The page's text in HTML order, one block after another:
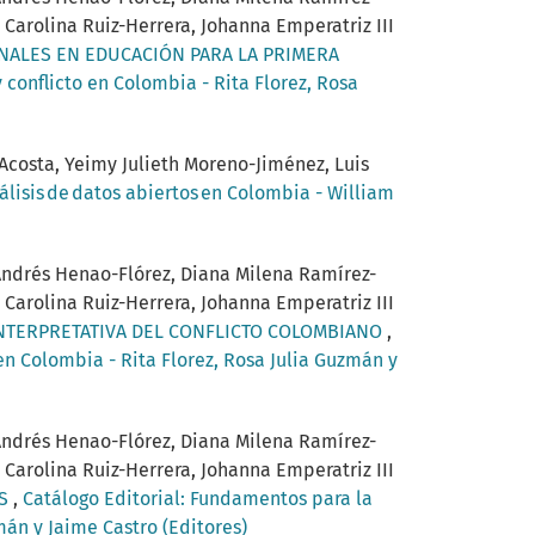
Ruiz-Herrera, Johanna Emperatriz III
EN EDUCACIÓN PARA LA PRIMERA
en Colombia - Rita Florez, Rosa
Yeimy Julieth Moreno-Jiménez, Luis
de datos abiertos en Colombia - William
Henao-Flórez, Diana Milena Ramírez-
Ruiz-Herrera, Johanna Emperatriz III
DEL CONFLICTO COLOMBIANO ,
- Rita Florez, Rosa Julia Guzmán y
Henao-Flórez, Diana Milena Ramírez-
Ruiz-Herrera, Johanna Emperatriz III
, Catálogo Editorial: Fundamentos para la
y Jaime Castro (Editores)